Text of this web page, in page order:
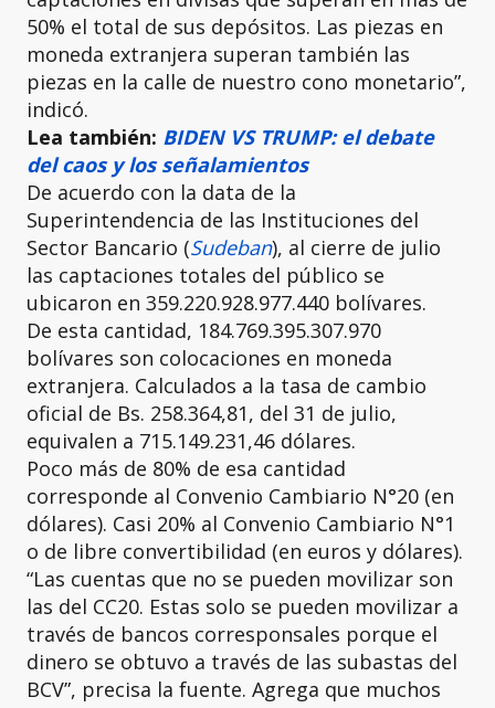
50% el total de sus depósitos. Las piezas en
moneda extranjera superan también las
piezas en la calle de nuestro cono monetario”,
indicó.
Lea también: BIDEN VS TRUMP: el debate
del caos y los señalamientos
De acuerdo con la data de la
Superintendencia de las Instituciones del
Sector Bancario (Sudeban), al cierre de julio
las captaciones totales del público se
ubicaron en 359.220.928.977.440 bolívares.
De esta cantidad, 184.769.395.307.970
bolívares son colocaciones en moneda
extranjera. Calculados a la tasa de cambio
oficial de Bs. 258.364,81, del 31 de julio,
equivalen a 715.149.231,46 dólares.
Poco más de 80% de esa cantidad
corresponde al Convenio Cambiario N°20 (en
dólares). Casi 20% al Convenio Cambiario N°1
o de libre convertibilidad (en euros y dólares).
“Las cuentas que no se pueden movilizar son
las del CC20. Estas solo se pueden movilizar a
través de bancos corresponsales porque el
dinero se obtuvo a través de las subastas del
BCV”, precisa la fuente. Agrega que muchos